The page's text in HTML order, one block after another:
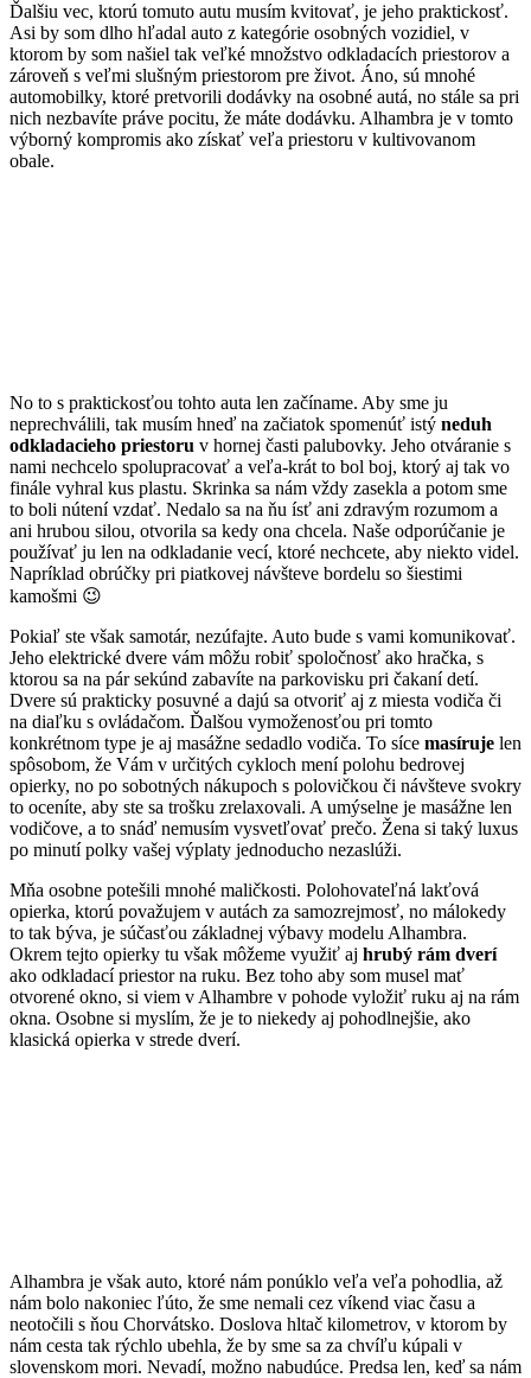
Ďalšiu vec, ktorú tomuto autu musím kvitovať, je jeho praktickosť.
Asi by som dlho hľadal auto z kategórie osobných vozidiel, v
ktorom by som našiel tak veľké množstvo odkladacích priestorov a
zároveň s veľmi slušným priestorom pre život. Áno, sú mnohé
automobilky, ktoré pretvorili dodávky na osobné autá, no stále sa pri
nich nezbavíte práve pocitu, že máte dodávku. Alhambra je v tomto
výborný kompromis ako získať veľa priestoru v kultivovanom
obale.
No to s praktickosťou tohto auta len začíname. Aby sme ju
neprechválili, tak musím hneď na začiatok spomenúť istý neduh
odkladacieho priestoru v hornej časti palubovky. Jeho otváranie s
nami nechcelo spolupracovať a veľa-krát to bol boj, ktorý aj tak vo
finále vyhral kus plastu. Skrinka sa nám vždy zasekla a potom sme
to boli nútení vzdať. Nedalo sa na ňu ísť ani zdravým rozumom a
ani hrubou silou, otvorila sa kedy ona chcela. Naše odporúčanie je
používať ju len na odkladanie vecí, ktoré nechcete, aby niekto videl.
Napríklad obrúčky pri piatkovej návšteve bordelu so šiestimi
kamošmi 😉
Pokiaľ ste však samotár, nezúfajte. Auto bude s vami komunikovať.
Jeho elektrické dvere vám môžu robiť spoločnosť ako hračka, s
ktorou sa na pár sekúnd zabavíte na parkovisku pri čakaní detí.
Dvere sú prakticky posuvné a dajú sa otvoriť aj z miesta vodiča či
na diaľku s ovládačom. Ďalšou vymoženosťou pri tomto
konkrétnom type je aj masážne sedadlo vodiča. To síce masíruje len
spôsobom, že Vám v určitých cykloch mení polohu bedrovej
opierky, no po sobotných nákupoch s polovičkou či návšteve svokry
to oceníte, aby ste sa trošku zrelaxovali. A umýselne je masážne len
vodičove, a to snáď nemusím vysvetľovať prečo. Žena si taký luxus
po minutí polky vašej výplaty jednoducho nezaslúži.
Mňa osobne potešili mnohé maličkosti. Polohovateľná lakťová
opierka, ktorú považujem v autách za samozrejmosť, no málokedy
to tak býva, je súčasťou základnej výbavy modelu Alhambra.
Okrem tejto opierky tu však môžeme využiť aj hrubý rám dverí
ako odkladací priestor na ruku. Bez toho aby som musel mať
otvorené okno, si viem v Alhambre v pohode vyložiť ruku aj na rám
okna. Osobne si myslím, že je to niekedy aj pohodlnejšie, ako
klasická opierka v strede dverí.
Alhambra je však auto, ktoré nám ponúklo veľa veľa pohodlia, až
nám bolo nakoniec ľúto, že sme nemali cez víkend viac času a
neotočili s ňou Chorvátsko. Doslova hltač kilometrov, v ktorom by
nám cesta tak rýchlo ubehla, že by sme sa za chvíľu kúpali v
slovenskom mori. Nevadí, možno nabudúce. Predsa len, keď sa nám